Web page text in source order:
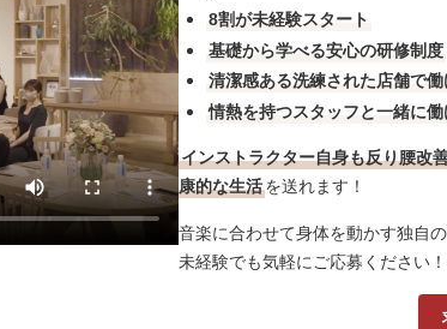
8割が未経験スタート
基礎から学べる安心の研修制度
清潔感ある洗練された店舗で働
情熱を持つスタッフと一緒に働
インストラクター自身も反り腰改
康的な生活 を送れます！
音楽に合わせて身体を動かす独自
未経験でも気軽にご応募ください！